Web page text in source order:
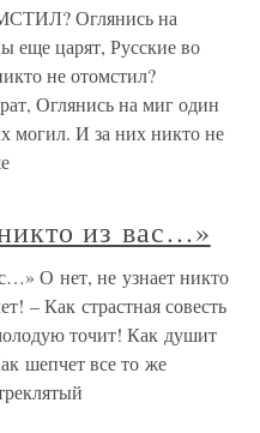
Оглянись на
еще царят, Русские во
не отомстил?
Оглянись на миг один
могил. И за них никто не
из вас…»
О нет, не узнает никто
– Как страстная совесть
точит! Как душит
шепчет все то же